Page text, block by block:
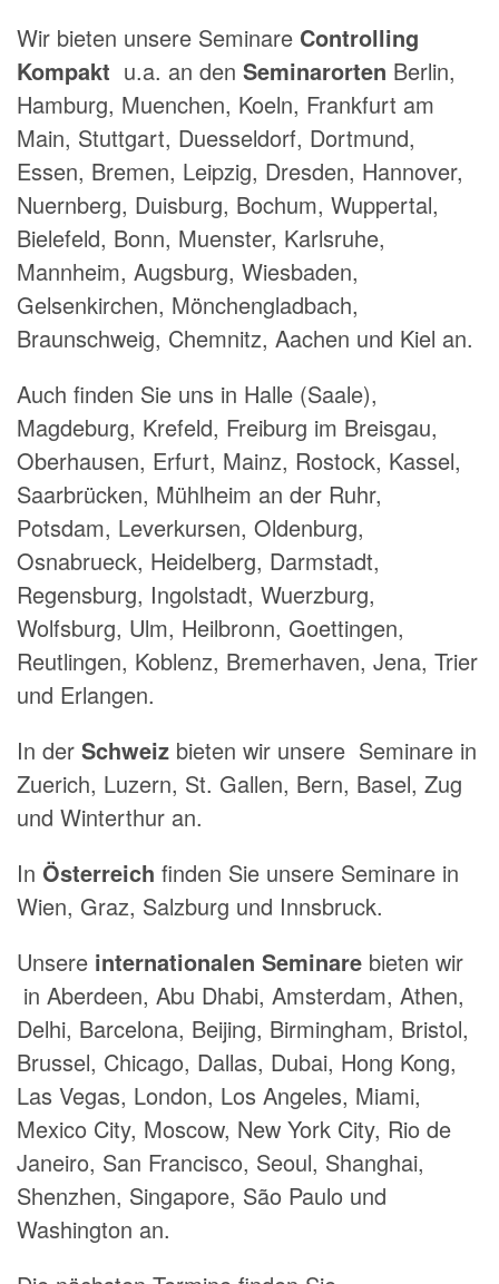
Wir bieten unsere Seminare Controlling
Kompakt u.a. an den Seminarorten Berlin,
Hamburg, Muenchen, Koeln, Frankfurt am
Main, Stuttgart, Duesseldorf, Dortmund,
Essen, Bremen, Leipzig, Dresden, Hannover,
Nuernberg, Duisburg, Bochum, Wuppertal,
Bielefeld, Bonn, Muenster, Karlsruhe,
Mannheim, Augsburg, Wiesbaden,
Gelsenkirchen, Mönchengladbach,
Braunschweig, Chemnitz, Aachen und Kiel an.
Auch finden Sie uns in Halle (Saale),
Magdeburg, Krefeld, Freiburg im Breisgau,
Oberhausen, Erfurt, Mainz, Rostock, Kassel,
Saarbrücken, Mühlheim an der Ruhr,
Potsdam, Leverkursen, Oldenburg,
Osnabrueck, Heidelberg, Darmstadt,
Regensburg, Ingolstadt, Wuerzburg,
Wolfsburg, Ulm, Heilbronn, Goettingen,
Reutlingen, Koblenz, Bremerhaven, Jena, Trier
und Erlangen.
In der Schweiz bieten wir unsere Seminare in
Zuerich, Luzern, St. Gallen, Bern, Basel, Zug
und Winterthur an.
In Österreich finden Sie unsere Seminare in
Wien, Graz, Salzburg und Innsbruck.
Unsere internationalen Seminare bieten wir
in Aberdeen, Abu Dhabi, Amsterdam, Athen,
Delhi, Barcelona, Beijing, Birmingham, Bristol,
Brussel, Chicago, Dallas, Dubai, Hong Kong,
Las Vegas, London, Los Angeles, Miami,
Mexico City, Moscow, New York City, Rio de
Janeiro, San Francisco, Seoul, Shanghai,
Shenzhen, Singapore, São Paulo und
Washington an.